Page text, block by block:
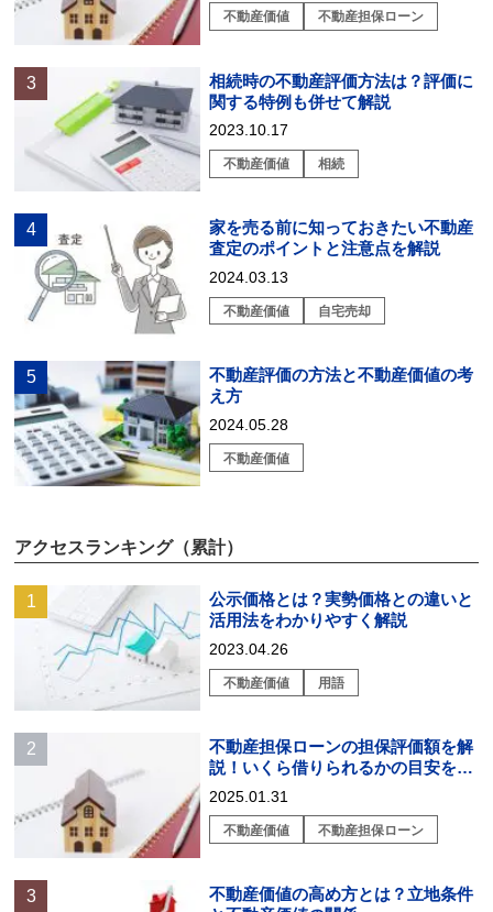
不動産価値 不動産担保ローン
相続時の不動産評価方法は？評価に
関する特例も併せて解説
2023.10.17
不動産価値 相続
家を売る前に知っておきたい不動産
査定のポイントと注意点を解説
2024.03.13
不動産価値 自宅売却
不動産評価の方法と不動産価値の考
え方
2024.05.28
不動産価値
アクセスランキング（累計）
公示価格とは？実勢価格との違いと
活用法をわかりやすく解説
2023.04.26
不動産価値 用語
不動産担保ローンの担保評価額を解
説！いくら借りられるかの目安を知
る方法とは？
2025.01.31
不動産価値 不動産担保ローン
不動産価値の高め方とは？立地条件